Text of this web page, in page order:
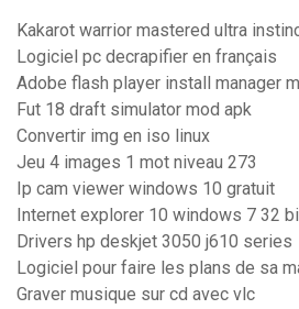
Kakarot warrior mastered ultra
Logiciel pc decrapifier en français
Adobe flash player install manager
Fut 18 draft simulator mod apk
Convertir img en iso linux
Jeu 4 images 1 mot niveau 273
Ip cam viewer windows 10 gratuit
Internet explorer 10 windows 7 32
Drivers hp deskjet 3050 j610 series
Logiciel pour faire les plans de sa
Graver musique sur cd avec vlc